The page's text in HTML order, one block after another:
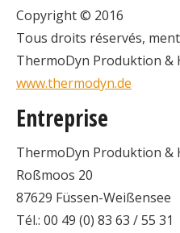
Copyright © 2016
Tous droits réservés,
ThermoDyn Produktion &
www.thermodyn.de
Entreprise
ThermoDyn Produktion &
Roßmoos 20
87629 Füssen-Weißensee
Tél.: 00 49 (0) 83 63 / 55 31